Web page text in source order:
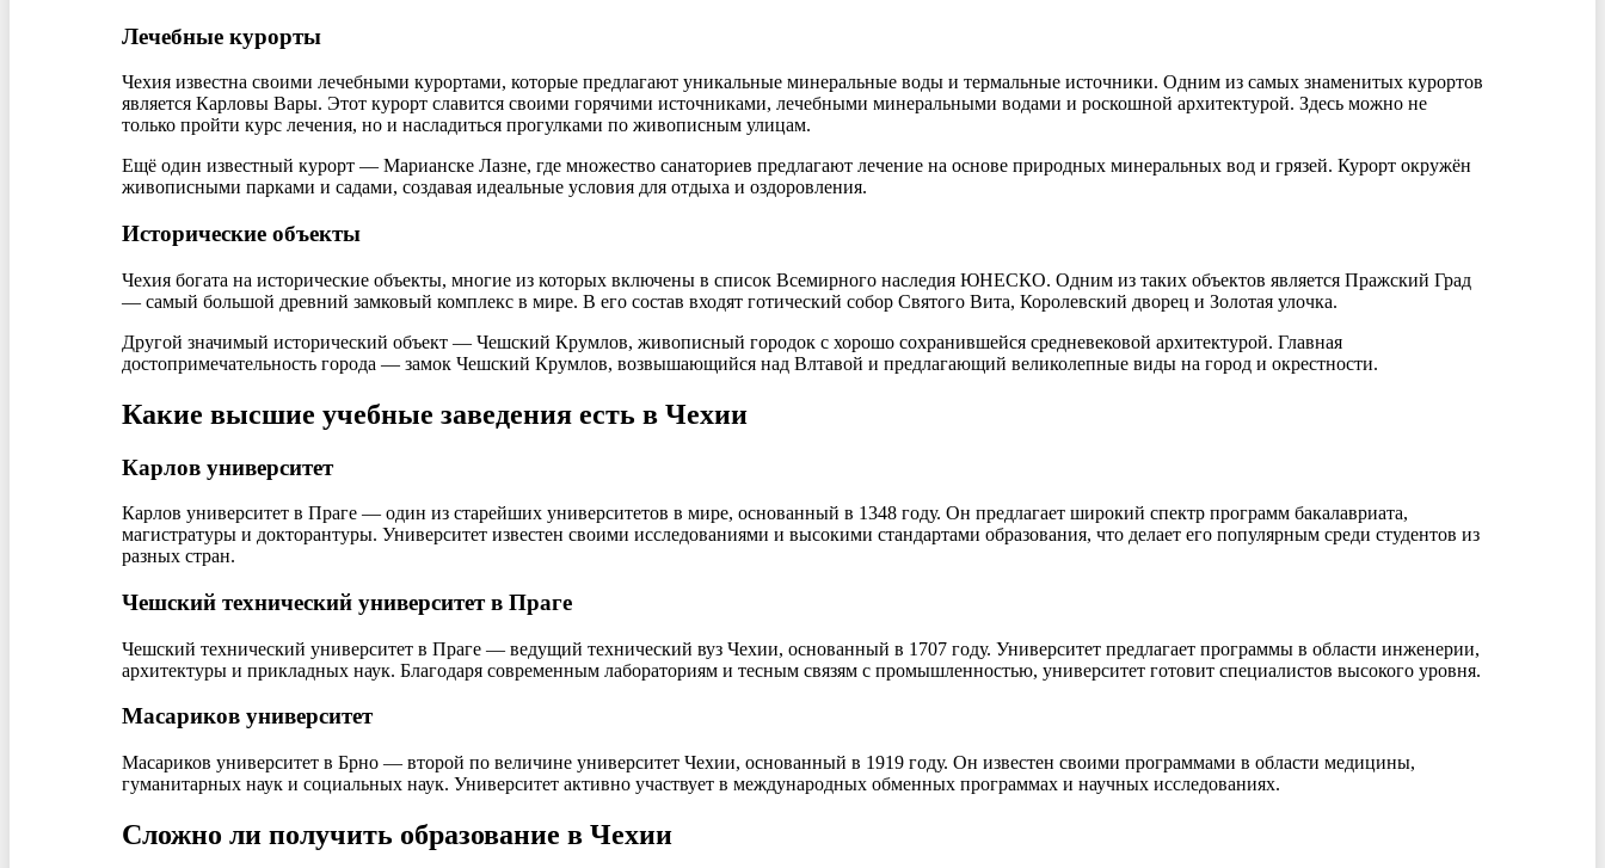
Лечебные курорты
Чехия известна своими лечебными курортами, которые предлагают уникальные минеральные воды и термальные источники. Одним из самых знаменитых курортов
является Карловы Вары. Этот курорт славится своими горячими источниками, лечебными минеральными водами и роскошной архитектурой. Здесь можно не
только пройти курс лечения, но и насладиться прогулками по живописным улицам.
Ещё один известный курорт — Марианске Лазне, где множество санаториев предлагают лечение на основе природных минеральных вод и грязей. Курорт окружён
живописными парками и садами, создавая идеальные условия для отдыха и оздоровления.
Исторические объекты
Чехия богата на исторические объекты, многие из которых включены в список Всемирного наследия ЮНЕСКО. Одним из таких объектов является Пражский Град
— самый большой древний замковый комплекс в мире. В его состав входят готический собор Святого Вита, Королевский дворец и Золотая улочка.
Другой значимый исторический объект — Чешский Крумлов, живописный городок с хорошо сохранившейся средневековой архитектурой. Главная
достопримечательность города — замок Чешский Крумлов, возвышающийся над Влтавой и предлагающий великолепные виды на город и окрестности.
Какие высшие учебные заведения есть в Чехии
Карлов университет
Карлов университет в Праге — один из старейших университетов в мире, основанный в 1348 году. Он предлагает широкий спектр программ бакалавриата,
магистратуры и докторантуры. Университет известен своими исследованиями и высокими стандартами образования, что делает его популярным среди студентов из
разных стран.
Чешский технический университет в Праге
Чешский технический университет в Праге — ведущий технический вуз Чехии, основанный в 1707 году. Университет предлагает программы в области инженерии,
архитектуры и прикладных наук. Благодаря современным лабораториям и тесным связям с промышленностью, университет готовит специалистов высокого уровня.
Масариков университет
Масариков университет в Брно — второй по величине университет Чехии, основанный в 1919 году. Он известен своими программами в области медицины,
гуманитарных наук и социальных наук. Университет активно участвует в международных обменных программах и научных исследованиях.
Сложно ли получить образование в Чехии